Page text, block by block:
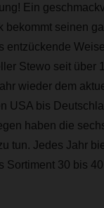
Ein
bekommt seinen
entzückende
Stewo seit über
wieder dem
USA bis
haben die
tun. Jedes Jahr
Sortiment 30 bis